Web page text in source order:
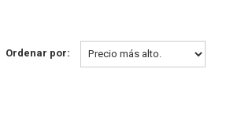
Ordenar por: